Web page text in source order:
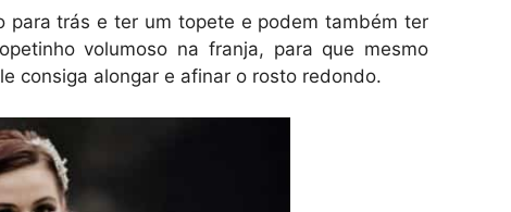
para trás e ter um topete e podem também ter
volumoso na franja, para que mesmo
consiga alongar e afinar o rosto redondo.